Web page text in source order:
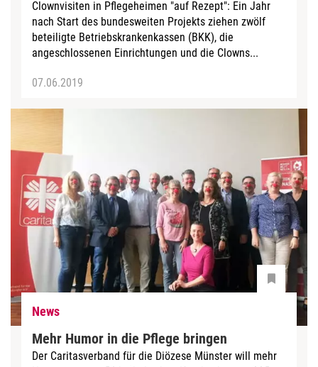
Clownvisiten in Pflegeheimen "auf Rezept": Ein Jahr
nach Start des bundesweiten Projekts ziehen zwölf
beteiligte Betriebskrankenkassen (BKK), die
angeschlossenen Einrichtungen und die Clowns...
07.06.2019
News
Mehr Humor in die Pflege bringen
Der Caritasverband für die Diözese Münster will mehr